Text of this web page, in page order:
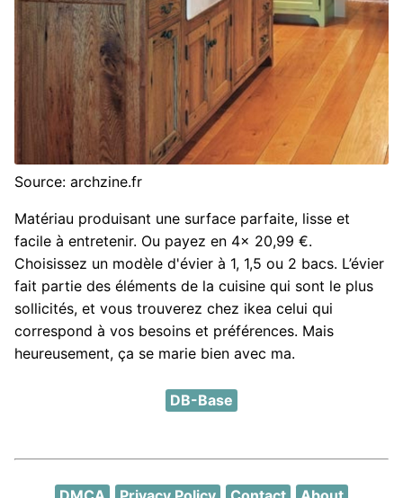
Source: archzine.fr
Matériau produisant une surface parfaite, lisse et
facile à entretenir. Ou payez en 4x 20,99 €.
Choisissez un modèle d'évier à 1, 1,5 ou 2 bacs. L’évier
fait partie des éléments de la cuisine qui sont le plus
sollicités, et vous trouverez chez ikea celui qui
correspond à vos besoins et préférences. Mais
heureusement, ça se marie bien avec ma.
DB-Base